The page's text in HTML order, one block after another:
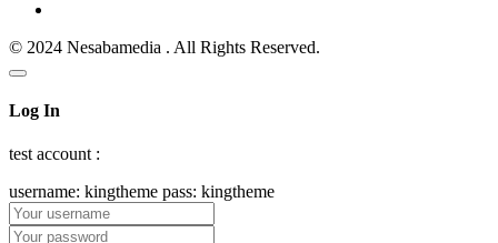
© 2024 Nesabamedia . All Rights Reserved.
Log In
test account :
username: kingtheme pass: kingtheme